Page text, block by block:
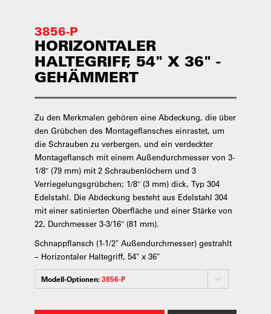
3856-P
HORIZONTALER
HALTEGRIFF, 54" X 36" -
GEHÄMMERT
Zu den Merkmalen gehören eine Abdeckung, die über
den Grübchen des Montageflansches einrastet, um
die Schrauben zu verbergen, und ein verdeckter
Montageflansch mit einem Außendurchmesser von 3-
1/8″ (79 mm) mit 2 Schraubenlöchern und 3
Verriegelungsgrübchen; 1/8″ (3 mm) dick, Typ 304
Edelstahl. Die Abdeckung besteht aus Edelstahl 304
mit einer satinierten Oberfläche und einer Stärke von
22, Durchmesser 3-3/16″ (81 mm).
Schnappflansch (1-1/2" Außendurchmesser) gestrahlt
– Horizontaler Haltegriff, 54" x 36"
Modell-Optionen:3856-P